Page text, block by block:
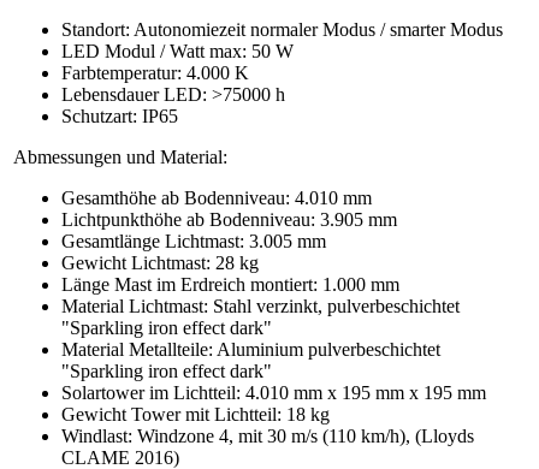
Standort: Autonomiezeit normaler Modus / smarter Modus
LED Modul / Watt max: 50 W
Farbtemperatur: 4.000 K
Lebensdauer LED: >75000 h
Schutzart: IP65
Abmessungen und Material:
Gesamthöhe ab Bodenniveau: 4.010 mm
Lichtpunkthöhe ab Bodenniveau: 3.905 mm
Gesamtlänge Lichtmast: 3.005 mm
Gewicht Lichtmast: 28 kg
Länge Mast im Erdreich montiert: 1.000 mm
Material Lichtmast: Stahl verzinkt, pulverbeschichtet
"Sparkling iron effect dark"
Material Metallteile: Aluminium pulverbeschichtet
"Sparkling iron effect dark"
Solartower im Lichtteil: 4.010 mm x 195 mm x 195 mm
Gewicht Tower mit Lichtteil: 18 kg
Windlast: Windzone 4, mit 30 m/s (110 km/h), (Lloyds
CLAME 2016)